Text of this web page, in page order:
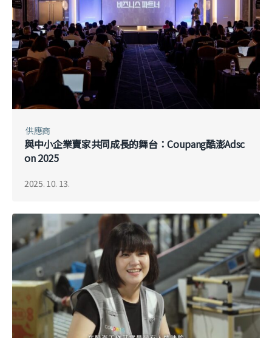
供應商
與中小企業賣家共同成長的舞台：Coupang酷澎Adsc
on 2025
2025. 10. 13.